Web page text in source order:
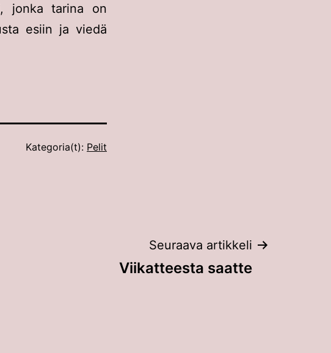
jonka tarina on
esiin ja viedä
Kategoria(t): Pelit
Seuraava artikkeli
Viikatteesta saatte